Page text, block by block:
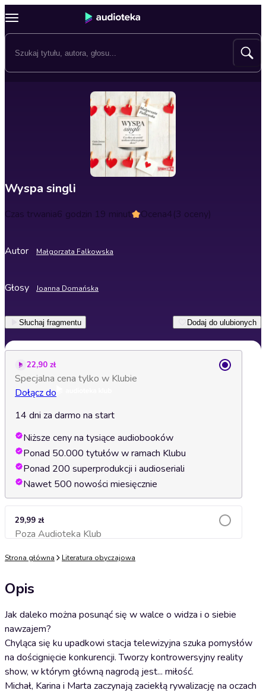
Wyspa singli
Czas trwania6 godzin 19 minut Ocena4(3 oceny)
Autor Małgorzata Falkowska
Głosy Joanna Domańska
Słuchaj fragmentu Dodaj do ulubionych
22,90 zł
Specjalna cena tylko w Klubie
Dołącz do
14 dni za darmo na start
Niższe ceny na tysiące audiobooków
Ponad 50.000 tytułów w ramach Klubu
Ponad 200 superprodukcji i audioseriali
Nawet 500 nowości miesięcznie
29,99 zł
Poza Audioteka KlubDodaj do koszyka
Strona główna Literatura obyczajowa
Opis
Jak daleko można posunąć się w walce o widza i o siebie
nawzajem?
Chyląca się ku upadkowi stacja telewizyjna szuka pomysłów
na doścignięcie konkurencji. Tworzy kontrowersyjny reality
show, w którym główną nagrodą jest... miłość.
Michał, Karina i Marta zaczynają zaciekłą rywalizację na oczach